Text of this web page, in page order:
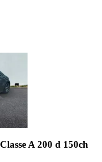
Classe A 200 d 150ch